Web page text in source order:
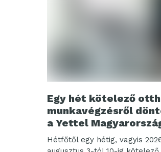
Egy hét kötelező
munkavégzésről
a Yettel
Hétfőtől egy hétig, vagyis